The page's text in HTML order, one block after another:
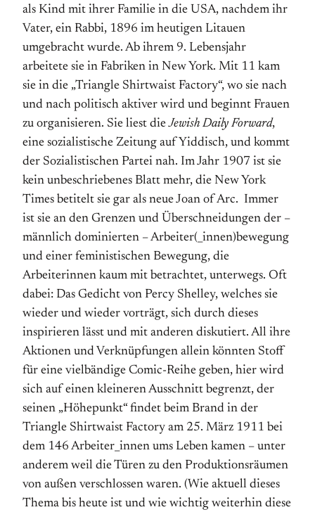
als Kind mit ihrer Familie in die USA, nachdem ihr
Vater, ein Rabbi, 1896 im heutigen Litauen
umgebracht wurde. Ab ihrem 9. Lebensjahr
arbeitete sie in Fabriken in New York. Mit 11 kam
sie in die „Triangle Shirtwaist Factory“, wo sie nach
und nach politisch aktiver wird und beginnt Frauen
zu organisieren. Sie liest dieJewish Daily Forward,
eine sozialistische Zeitung auf Yiddisch, und kommt
der Sozialistischen Partei nah. Im Jahr 1907 ist sie
kein unbeschriebenes Blatt mehr, die New York
Times betitelt sie gar als neue Joan of Arc. Immer
ist sie an den Grenzen und Überschneidungen der –
männlich dominierten – Arbeiter(_innen)bewegung
und einer feministischen Bewegung, die
Arbeiterinnen kaum mit betrachtet, unterwegs. Oft
dabei: Das Gedicht von Percy Shelley, welches sie
wieder und wieder vorträgt, sich durch dieses
inspirieren lässt und mit anderen diskutiert. All ihre
Aktionen und Verknüpfungen allein könnten Stoff
für eine vielbändige Comic-Reihe geben, hier wird
sich auf einen kleineren Ausschnitt begrenzt, der
seinen „Höhepunkt“ findet beim Brand in der
Triangle Shirtwaist Factory am 25. März 1911 bei
dem 146 Arbeiter_innen ums Leben kamen – unter
anderem weil die Türen zu den Produktionsräumen
von außen verschlossen waren. (Wie aktuell dieses
Thema bis heute ist und wie wichtig weiterhin diese